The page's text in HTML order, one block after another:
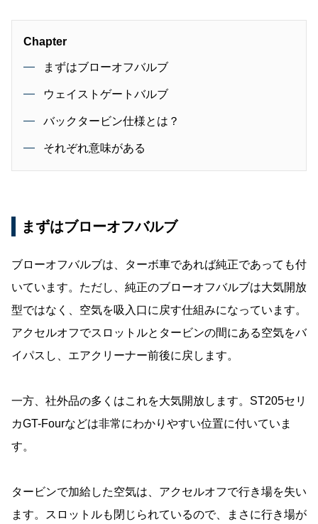
Chapter
まずはブローオフバルブ
ウェイストゲートバルブ
バックタービン仕様とは？
それぞれ意味がある
まずはブローオフバルブ
ブローオフバルブは、ターボ車であれば純正であっても付
いています。ただし、純正のブローオフバルブは大気開放
型ではなく、空気を吸入口に戻す仕組みになっています。
アクセルオフでスロットルとタービンの間にある空気をバ
イパスし、エアクリーナー前後に戻します。
一方、社外品の多くはこれを大気開放します。ST205セリ
カGT-Fourなどは非常にわかりやすい位置に付いていま
す。
タービンで加給した空気は、アクセルオフで行き場を失い
ます。スロットルも閉じられているので、まさに行き場が